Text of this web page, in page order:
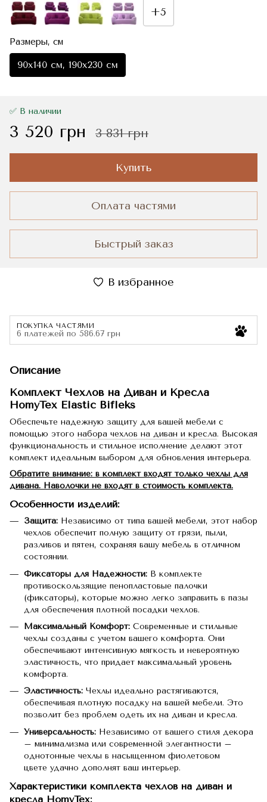
+5
Размеры, см
90x140 см, 190x230 см
✅ В наличии
3 520 грн 3 831 грн
Купить
Оплата частями
Быстрый заказ
В избранное
ПОКУПКА ЧАСТЯМИ
6 платежей по 586.67 грн
Описание
Комплект Чехлов на Диван и Кресла
HomyTex Elastic Bifleks
Обеспечьте надежную защиту для вашей мебели с
помощью этого набора чехлов на диван и кресла. Высокая
функциональность и стильное исполнение делают этот
комплект идеальным выбором для обновления интерьера.
Обратите внимание: в комплект входят только чехлы для
дивана. Наволочки не входят в стоимость комплекта.
Особенности изделий:
Защита: Независимо от типа вашей мебели, этот набор
чехлов обеспечит полную защиту от грязи, пыли,
разливов и пятен, сохраняя вашу мебель в отличном
состоянии.
Фиксаторы для Надежности: В комплекте
противоскользящие пенопластовые палочки
(фиксаторы), которые можно легко заправить в пазы
для обеспечения плотной посадки чехлов.
Максимальный Комфорт: Современные и стильные
чехлы созданы с учетом вашего комфорта. Они
обеспечивают интенсивную мягкость и невероятную
эластичность, что придает максимальный уровень
комфорта.
Эластичность: Чехлы идеально растягиваются,
обеспечивая плотную посадку на вашей мебели. Это
позволит без проблем одеть их на диван и кресла.
Универсальность: Независимо от вашего стиля декора
– минимализма или современной элегантности –
однотонные чехлы в насыщенном фиолетовом
цвете удачно дополнят ваш интерьер.
Характеристики комплекта чехлов на диван и
кресла HomyTex: